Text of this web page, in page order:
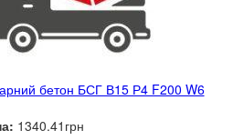
бетон БСГ В15 Р4 F200 W6
1340.41грн